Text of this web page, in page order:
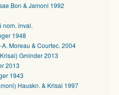
Bon & Jamoni 1992
nom. inval.
1948
Moreau & Courtec. 2004
Gminder 2013
2013
1943
Hauskn. & Krisai 1997